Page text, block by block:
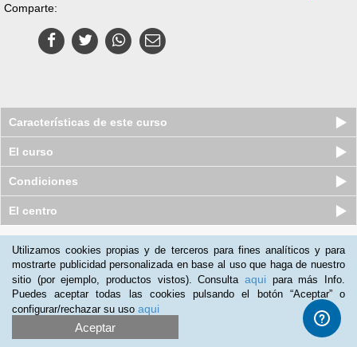
Comparte:
Características de este curso
El curso
Condiciones
El centro
Utilizamos cookies propias y de terceros para fines analíticos y para
mostrarte publicidad personalizada en base al uso que haga de nuestro
sitio (por ejemplo, productos vistos). Consulta aqui para más Info.
Puedes aceptar todas las cookies pulsando el botón “Aceptar” o
configurar/rechazar su uso aqui
Aceptar
Promociona tu negocio |Programa de Afiliación
2012-2026 Aprendum
LLámanos: